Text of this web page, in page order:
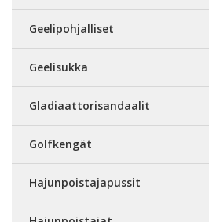
Geelipohjalliset
Geelisukka
Gladiaattorisandaalit
Golfkengät
Hajunpoistajapussit